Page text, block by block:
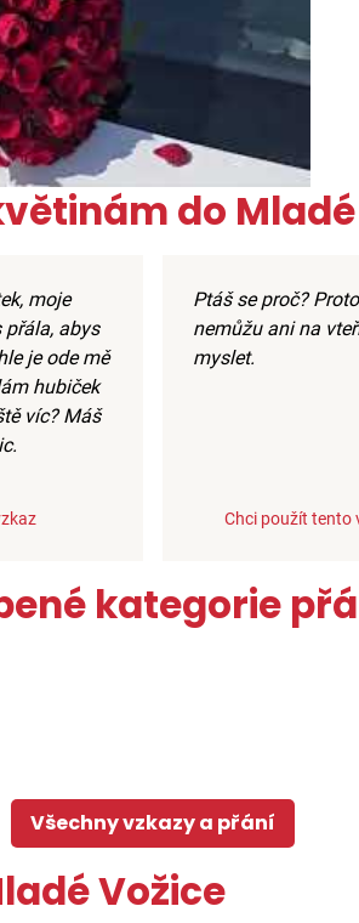
do
moje
přála, abys
je ode mě
hubiček
víc? Máš
Ptáš se proč?
nemůžu ani na
myslet.
Chci použít tento
kategorie
Všechny vzkazy a přání
Vožice